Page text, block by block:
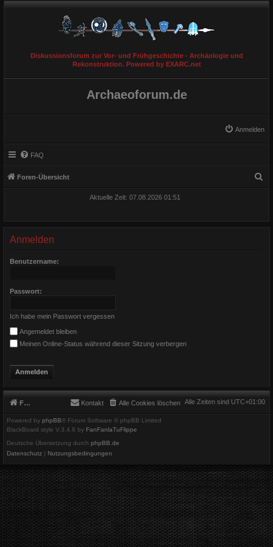
Diskussionsforum zur Vor- und Frühgeschichte - Archäologie und
Rekonstruktion. Powered by EXARC.net
Archaeoforum.de
Anmelden
FAQ
Foren-Übersicht
Aktuelle Zeit: 07.08.2026 01:51
Anmelden
Benutzername:
Passwort:
Ich habe mein Passwort vergessen
Angemeldet bleiben
Meinen Online-Status während dieser Sitzung verbergen
Foren-Übersicht Alle Zeiten sind UTC+01:00
Alle Cookies löschen
Kontakt
Powered by phpBB® Forum Software © phpBB Limited
BlackBoard style V.3.4.6 by FanFanlaTuFlippe
Deutsche Übersetzung durch phpBB.de
Datenschutz | Nutzungsbedingungen